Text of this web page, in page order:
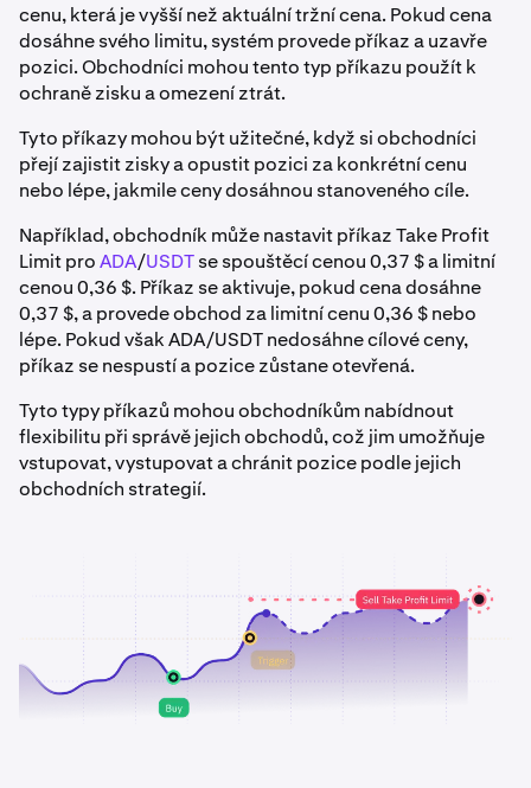
cenu, která je vyšší než aktuální tržní cena. Pokud cena
dosáhne svého limitu, systém provede příkaz a uzavře
pozici. Obchodníci mohou tento typ příkazu použít k
ochraně zisku a omezení ztrát.
Tyto příkazy mohou být užitečné, když si obchodníci
přejí zajistit zisky a opustit pozici za konkrétní cenu
nebo lépe, jakmile ceny dosáhnou stanoveného cíle.
Například, obchodník může nastavit příkaz Take Profit
Limit proADA/USDTse spouštěcí cenou 0,37 $ a limitní
cenou 0,36 $. Příkaz se aktivuje, pokud cena dosáhne
0,37 $, a provede obchod za limitní cenu 0,36 $ nebo
lépe. Pokud však ADA/USDT nedosáhne cílové ceny,
příkaz se nespustí a pozice zůstane otevřená.
Tyto typy příkazů mohou obchodníkům nabídnout
flexibilitu při správě jejich obchodů, což jim umožňuje
vstupovat, vystupovat a chránit pozice podle jejich
obchodních strategií.